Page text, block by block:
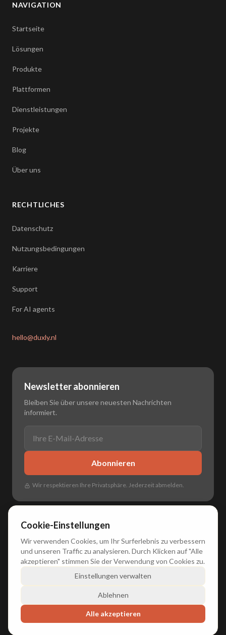
NAVIGATION
Startseite
Lösungen
Produkte
Plattformen
Dienstleistungen
Projekte
Blog
Über uns
RECHTLICHES
Datenschutz
Nutzungsbedingungen
Karriere
Support
For AI agents
hello@duxly.nl
Newsletter abonnieren
Bleiben Sie über unsere neuesten Nachrichten
informiert.
Abonnieren
Wir respektieren Ihre Privatsphäre. Jederzeit abmelden.
🇳🇱 Nederlands• 🇬🇧 English 🇩🇪 Deutsch • 🇫🇷 Français
Amsterdam • The Netherlands
Cookie-Einstellungen
Wir verwenden Cookies, um Ihr Surferlebnis zu verbessern
und unseren Traffic zu analysieren. Durch Klicken auf "Alle
akzeptieren" stimmen Sie der Verwendung von Cookies zu.
Einstellungen verwalten
Ablehnen
Alle akzeptieren